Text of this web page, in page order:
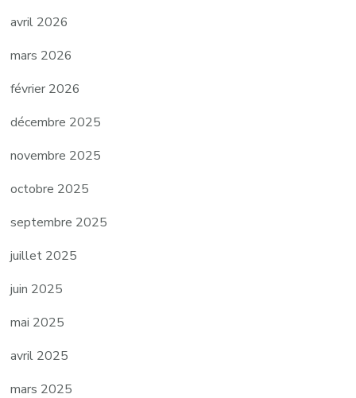
avril 2026
mars 2026
février 2026
décembre 2025
novembre 2025
octobre 2025
septembre 2025
juillet 2025
juin 2025
mai 2025
avril 2025
mars 2025